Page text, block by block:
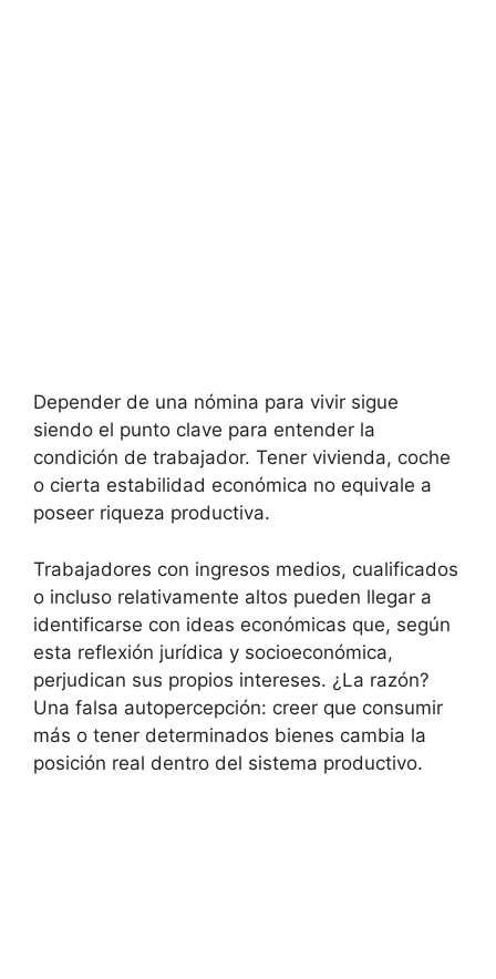
Depender de una nómina para vivir sigue
siendo el punto clave para entender la
condición de trabajador. Tener vivienda, coche
o cierta estabilidad económica no equivale a
poseer riqueza productiva.
Trabajadores con ingresos medios, cualificados
o incluso relativamente altos pueden llegar a
identificarse con ideas económicas que, según
esta reflexión jurídica y socioeconómica,
perjudican sus propios intereses. ¿La razón?
Una falsa autopercepción: creer que consumir
más o tener determinados bienes cambia la
posición real dentro del sistema productivo.